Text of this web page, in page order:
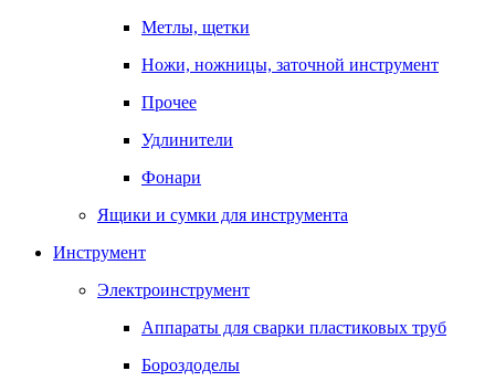
Метлы, щетки
Ножи, ножницы, заточной инструмент
Прочее
Удлинители
Фонари
Ящики и сумки для инструмента
Инструмент
Электроинструмент
Аппараты для сварки пластиковых труб
Бороздоделы